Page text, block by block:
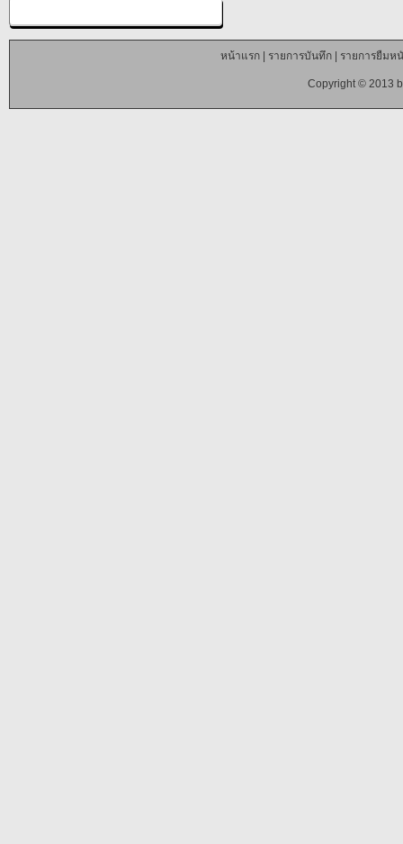
หน้าแรก| รายการบันทึก| รายการยืมห
Copyright © 2013